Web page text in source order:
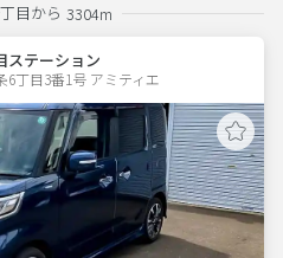
目から 3304m
ステーション
丁目3番1号 アミティエ